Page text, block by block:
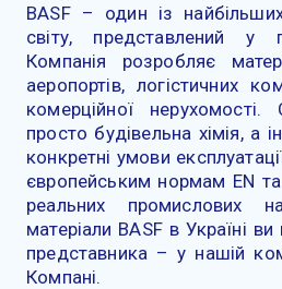
BASF – один із
світу, представлений у
Компанія розробляє
аеропортів, логістичних
комерційної
просто будівельна хімія, а
конкретні умови
європейським нормам EN та
реальних промислових
матеріали BASF в Україні
представника – у нашій
Компані.